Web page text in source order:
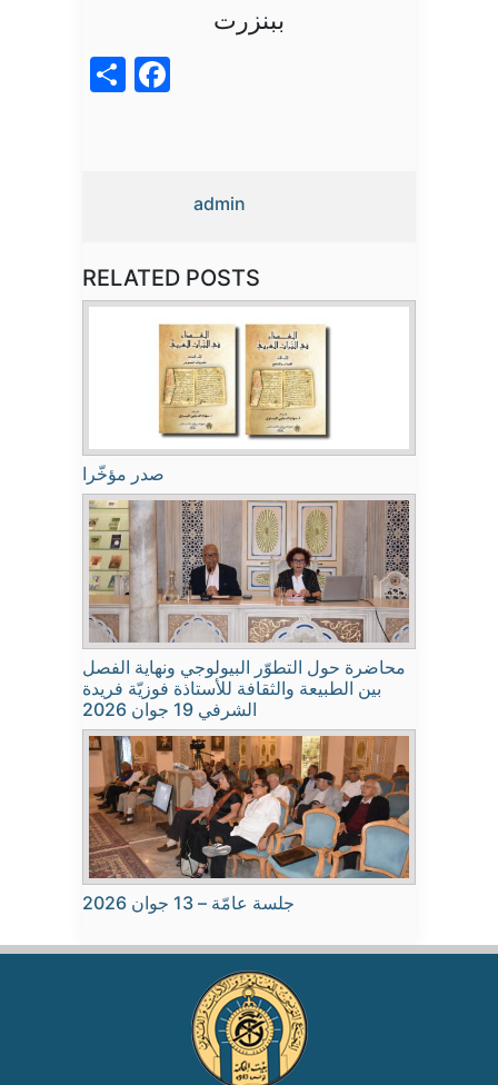
ببنزرت
admin
RELATED POSTS
صدر مؤخّرا
محاضرة حول التطوّر البيولوجي ونهاية الفصل
بين الطبيعة والثقافة للأستاذة فوزيّة فريدة
الشرفي 19 جوان 2026
جلسة عامّة – 13 جوان 2026